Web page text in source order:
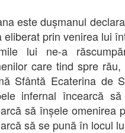
este dușmanul
eliberat prin venirea lui
lui ne-a
care tind spre
Sfântă Ecaterina de
infernal încearcă
să înșele omenirea
să se pună în locul